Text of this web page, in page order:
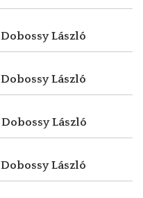
Dobossy László
Dobossy László
Dobossy László
Dobossy László